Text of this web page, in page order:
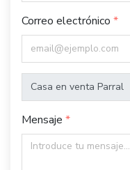
Correo electrónico
Mensaje